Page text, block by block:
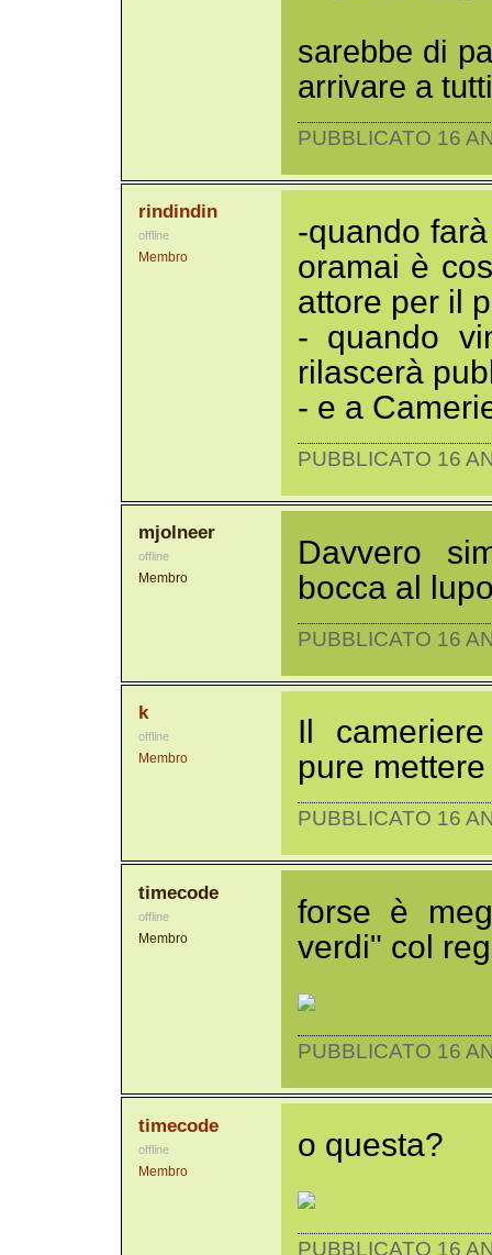
sarebbe di
arrivare a tutti
PUBBLICATO 16
rindindin
offline
Membro
-quando
oramai è
attore per il
- quando
rilascerà
- e a
PUBBLICATO 16
mjolneer
offline
Membro
Davvero
bocca al
PUBBLICATO 16
k
offline
Membro
Il
pure
PUBBLICATO 16
timecode
offline
Membro
forse è
verdi" col
PUBBLICATO 16
timecode
offline
Membro
o questa?
PUBBLICATO 16